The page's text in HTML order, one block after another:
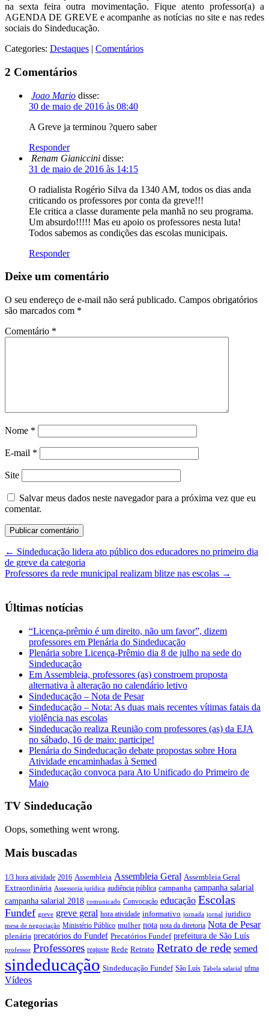
na sexta feira outra movimentação. Fique atento professor(a) a
AGENDA DE GREVE e acompanhe as notícias no site e nas redes
sociais do Sindeducação.
Categories: Destaques | Comentários
2 Comentários
Joao Mario disse:
30 de maio de 2016 às 08:40
A Greve ja terminou ?quero saber
Responder
Renam Gianiccini disse:
31 de maio de 2016 às 14:15
O radialista Rogério Silva da 1340 AM, todos os dias anda
criticando os professores por conta da greve!!!
Ele critica a classe duramente pela manhã no seu programa.
Um absurdo!!!!! Mas eu apoio os professores nesta luta!
Todos sabemos as condições das escolas municipais.
Responder
Deixe um comentário
O seu endereço de e-mail não será publicado. Campos obrigatórios
são marcados com *
Comentário *
Nome *
E-mail *
Site
Salvar meus dados neste navegador para a próxima vez que eu
comentar.
← Sindeducação lidera ato público dos educadores no primeiro dia
de greve da categoria
Professores da rede municipal realizam blitze nas escolas →
Últimas notícias
“Licença-prêmio é um direito, não um favor”, dizem
professores em Plenária do Sindeducação
Plenária sobre Licença-Prêmio dia 8 de julho na sede do
Sindeducação
Em Assembleia, professores (as) constroem proposta
alternativa à alteração no calendário letivo
Sindeducação – Nota de Pesar
Sindeducação – Nota: As duas mais recentes vítimas fatais da
violência nas escolas
Sindeducação realiza Reunião com professores (as) da EJA
no sábado, 16 de maio: participe!
Plenária do Sindeducação debate propostas sobre Hora
Atividade encaminhadas à Semed
Sindeducação convoca para Ato Unificado do Primeiro de
Maio
TV Sindeducação
Oops, something went wrong.
Mais buscadas
1/3 hora atividade 2016 Assembleia Assembleia Geral Assembleia Geral
Extraordinária Assessoria jurídica audiência pública campanha campanha salarial
campanha salarial 2018 comunicado Convocação educação Escolas
Fundef greve greve geral hora atividade informativo jornada jornal juridico
mesa de negociação Ministério Público mulher nota nota da diretoria Nota de Pesar
plenária precatórios do Fundef Precatórios Fundef prefeitura de São Luís
professor Professores reajuste Rede Retrato Retrato de rede semed
sindeducação Sindeducação Fundef São Luís Tabela salarial ufma
Vídeos
Categorias